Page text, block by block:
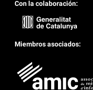
Con la colaboración:
Miembros asociados: